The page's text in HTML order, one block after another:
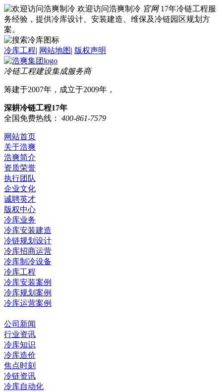
欢迎访问浩爽制冷 官网 17年冷链工程服
务经验，提供冷库设计、安装建造、维保及冷链园区规划方
案。
冷库工程| 网站地图| 版权声明
冷链工程建设集成服务商
筹建于2007年，成立于2009年，
深耕冷链工程17年
全国免费热线：
400-861-7579
网站首页
关于浩爽
浩爽简介
资质荣誉
执行团队
企业文化
诚聘英才
版权中心
冷库业务
冷库安装建造
冷链规划设计
冷库招商运营
冷库制冷设备
冷库工程
冷库安装案例
冷库规划案例
冷库运营案例
公司新闻
行业资讯
冷库知识
冷库造价
焦点时刻
冷链资讯
冷库自动化